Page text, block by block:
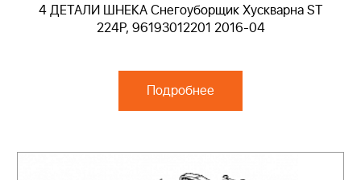
4 ДЕТАЛИ ШНЕКА Снегоуборщик Хускварна ST
224P, 96193012201 2016-04
Подробнее